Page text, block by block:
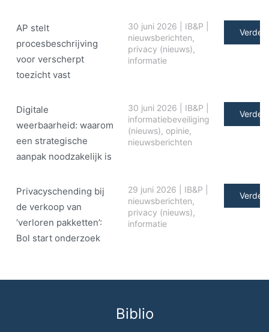
AP stelt
procesbeschrijving
voor verscherpt
toezicht vast
30 juni 2026 IB&P
nieuwsberichten,
privacy (nieuws),
informatie
Verder
Digitale
weerbaarheid: waarom
een strategische
aanpak noodzakelijk is
30 juni 2026 IB&P
informatiebeveiliging
(nieuws), opinie,
nieuwsberichten
Verder
Privacyschending bij
de verkoop van
‘verloren pakketten’:
Bol start onderzoek
29 juni 2026 IB&P
nieuwsberichten,
privacy (nieuws),
informatie
Verder
Biblio